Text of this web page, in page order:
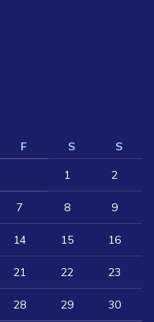
F S
S
1
2
7 8 9
14 15 16
21 22 23
28 29 30